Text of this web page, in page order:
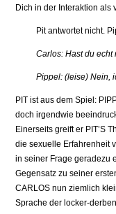
Dich in der Interaktion als
Pit antwortet nicht.
Carlos: Hast du echt
Pippel: (leise) Nein,
PIT ist aus dem Spiel:
doch irgendwie
Einerseits greift er PIT’S
die sexuelle Erfahrenheit
in seiner Frage geradezu
Gegensatz zu seiner
CARLOS nun ziem­lich
Sprache der locker-